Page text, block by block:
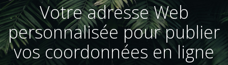
Votre adresse Web
personnalisée pour publier
vos coordonnées en ligne